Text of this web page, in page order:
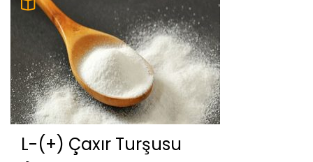
L-(+) Çaxır Turşusu